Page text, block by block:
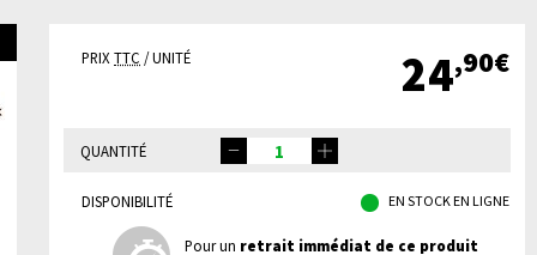
PRIXTTC / UNITÉ 24,90€
QUANTITÉ
DISPONIBILITÉ EN STOCK EN LIGNE
Pour un retrait immédiat de ce produit